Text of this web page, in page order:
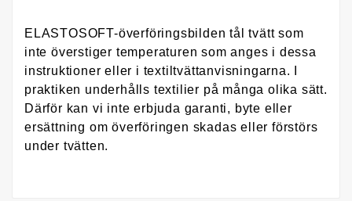
ELASTOSOFT-överföringsbilden tål tvätt som
inte överstiger temperaturen som anges i dessa
instruktioner eller i textiltvättanvisningarna. I
praktiken underhålls textilier på många olika sätt.
Därför kan vi inte erbjuda garanti, byte eller
ersättning om överföringen skadas eller förstörs
under tvätten.